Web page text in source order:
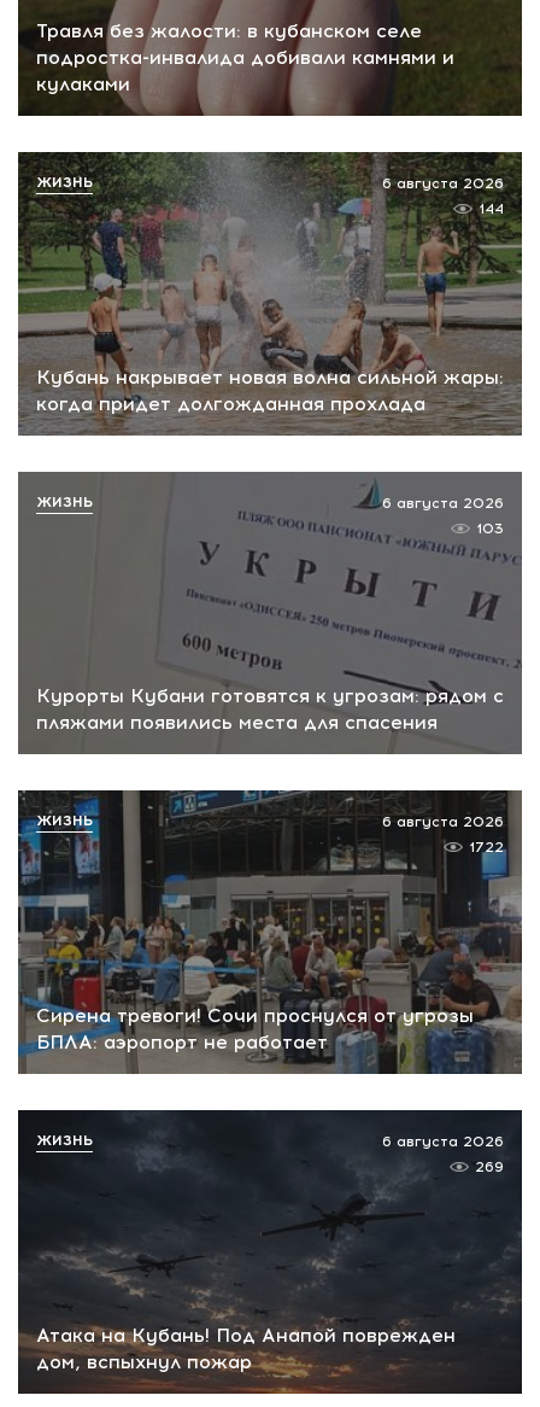
Травля без жалости: в кубанском селе
подростка-инвалида добивали камнями и
кулаками
Кубань накрывает новая волна сильной жары:
когда придет долгожданная прохлада
6 августа 2026
144
ЖИЗНЬ
Курорты Кубани готовятся к угрозам: рядом с
пляжами появились места для спасения
6 августа 2026
103
ЖИЗНЬ
Сирена тревоги! Сочи проснулся от угрозы
БПЛА: аэропорт не работает
6 августа 2026
1722
ЖИЗНЬ
Атака на Кубань! Под Анапой поврежден
дом, вспыхнул пожар
6 августа 2026
269
ЖИЗНЬ